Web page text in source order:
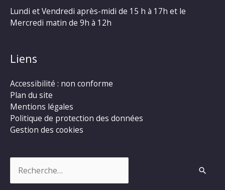
Lundi et Vendredi après-midi de 15 h à 17h et le
Mercredi matin de 9h à 12h
Liens
Accessibilité : non conforme
Plan du site
Mentions légales
Politique de protection des données
Gestion des cookies